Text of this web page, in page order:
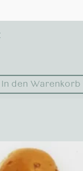
In den Warenkorb